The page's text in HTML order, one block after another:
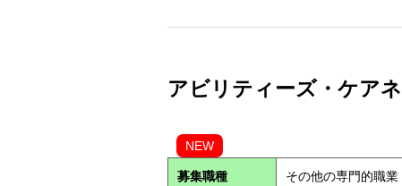
アビリティーズ・ケア
NEW
募集職種 その他の専門的職業